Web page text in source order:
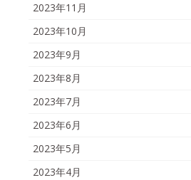
2023年11月
2023年10月
2023年9月
2023年8月
2023年7月
2023年6月
2023年5月
2023年4月